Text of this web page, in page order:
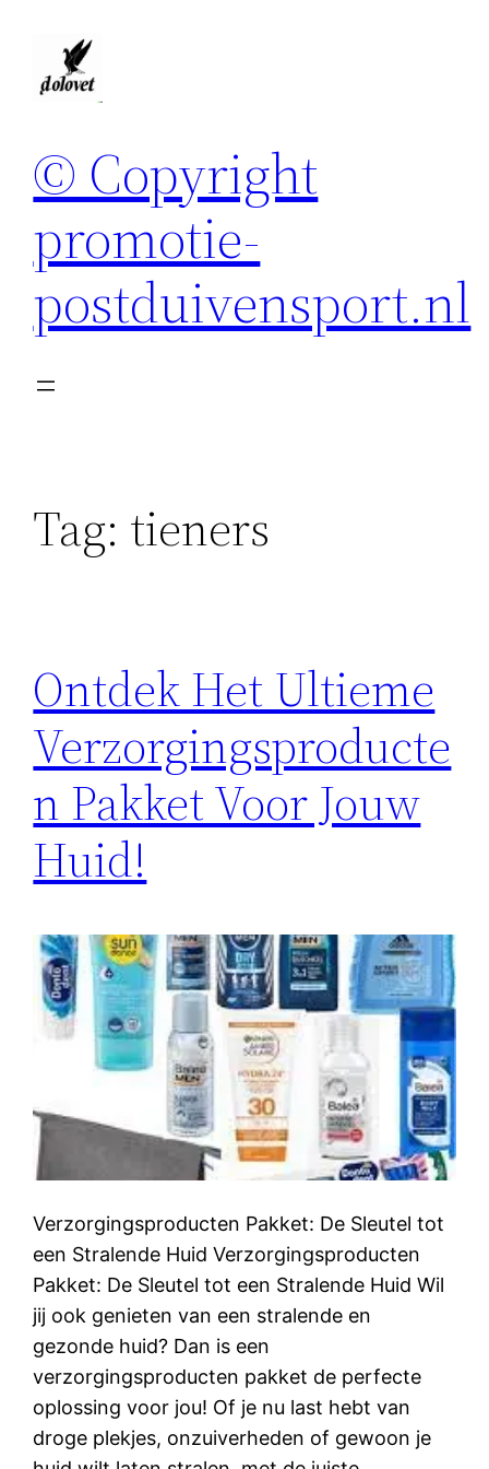
© Copyright
promotie-
postduivensport.nl
Tag: tieners
Ontdek Het Ultieme
Verzorgingsproducte
n Pakket Voor Jouw
Huid!
Verzorgingsproducten Pakket: De Sleutel tot
een Stralende Huid Verzorgingsproducten
Pakket: De Sleutel tot een Stralende Huid Wil
jij ook genieten van een stralende en
gezonde huid? Dan is een
verzorgingsproducten pakket de perfecte
oplossing voor jou! Of je nu last hebt van
droge plekjes, onzuiverheden of gewoon je